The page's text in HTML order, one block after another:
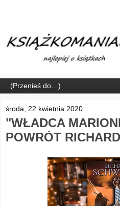
środa, 22 kwietnia 2020
"WŁADCA
POWRÓT